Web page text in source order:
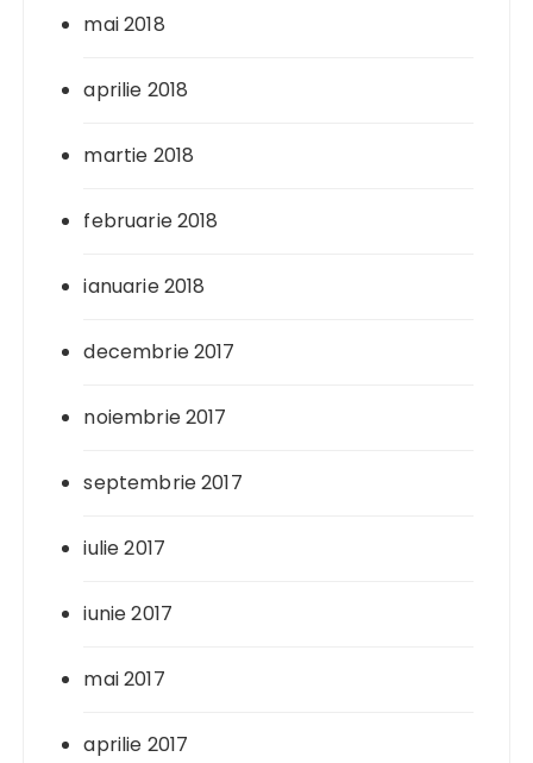
mai 2018
aprilie 2018
martie 2018
februarie 2018
ianuarie 2018
decembrie 2017
noiembrie 2017
septembrie 2017
iulie 2017
iunie 2017
mai 2017
aprilie 2017